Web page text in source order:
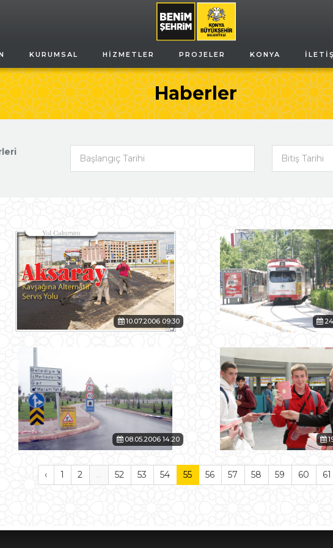
KURUMSAL HIZMETLER PROJELER KONYA
Haberler
10.07.2006 09:30
08.05.2006 14:20
‹ 1 2 ... 52 53 54 55 56 57 58 59 60 61